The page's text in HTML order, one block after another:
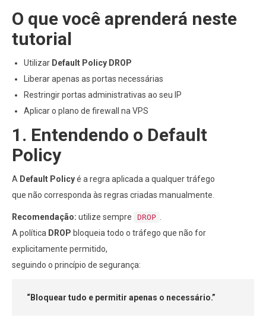
O que você aprenderá neste
tutorial
Utilizar Default Policy DROP
Liberar apenas as portas necessárias
Restringir portas administrativas ao seu IP
Aplicar o plano de firewall na VPS
1. Entendendo o Default
Policy
A Default Policyé a regra aplicada a qualquer tráfego
que não corresponda às regras criadas manualmente.
Recomendação: utilize sempre DROP
A política DROP bloqueia todo o tráfego que não for
explicitamente permitido,
seguindo o princípio de segurança:
“Bloquear tudo e permitir apenas o necessário.”